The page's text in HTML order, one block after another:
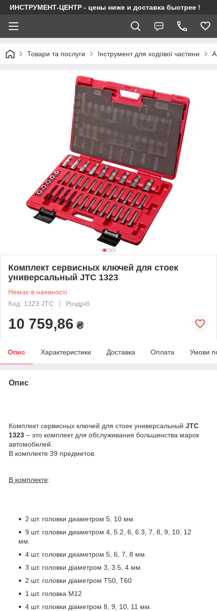
ИНСТРУМЕНТ-ЦЕНТР - цены ниже и доставка быстрее !
Товари та послуги Інструмент для ходової частини
Комплект сервисных ключей для стоек
универсальный JTC 1323
Немає в наявності
Код: 1323 JTC
Роздріб
10 759,86 ₴
Опис Характеристики Доставка Оплата Умови
Опис
Комплект сервисных ключей для стоек универсальный JTC
1323 – это комплект для обслуживания большинства марок
автомобилей.
В комплекте 39 предметов.
В комплекте:
2 шт. головки диаметром 5, 10 мм.
9 шт. головки диаметром 4, 5.2, 6, 6.3, 7, 8, 9, 10, 12
мм.
4 шт. головки диаметром 5, 6, 7, 8 мм.
3 шт. головки діаметром 3, 3.5, 4 мм.
2 шт. головки діаметром Т50, Т60
1 шт. головка М12
4 шт. головки діаметром 8, 9, 10, 11 мм.